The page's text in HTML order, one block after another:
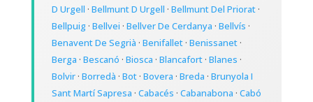
D Urgell · Bellmunt D Urgell · Bellmunt Del Priorat·
Bellpuig· Bellvei · Bellver De Cerdanya · Bellvís ·
Benavent De Segrià · Benifallet· Benissanet·
Berga · Bescanó · Biosca · Blancafort· Blanes ·
Bolvir· Borredà · Bot· Bovera · Breda · Brunyola I
Sant Martí Sapresa · Cabacés · Cabanabona · Cabó